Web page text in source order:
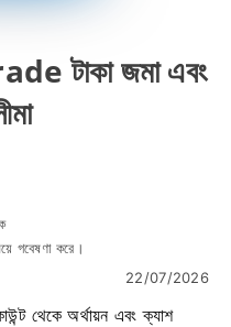
টাকা জমা এবং
গবেষণা করে।
22/07/2026
থেকে অর্থায়ন এবং ক্যাশ